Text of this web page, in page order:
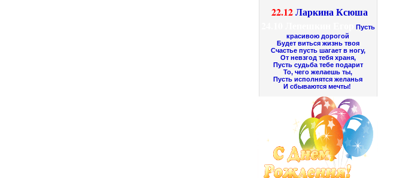
22.12Ларкина Ксюша
Пусть
красивою дорогой
Будет виться жизнь твоя
Счастье пусть шагает в ногу,
От невзгод тебя храня,
Пусть судьба тебе подарит
То, чего желаешь ты,
Пусть исполнятся желанья
И сбываются мечты!